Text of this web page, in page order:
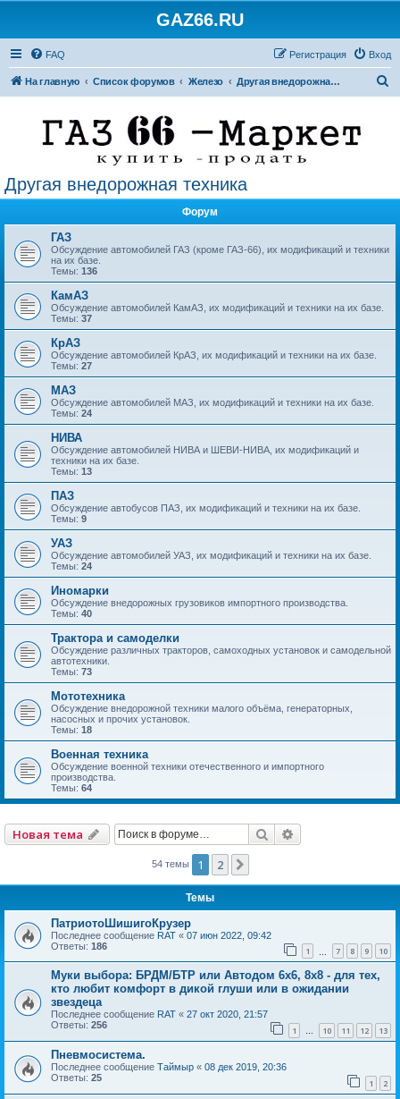
GAZ66.RU
FAQ Вход
Регистрация
На главную Список форумов Железо Другая внедорожная техника
Другая внедорожная техника
Форум
ГАЗ
Обсуждение автомобилей ГАЗ (кроме ГАЗ-66), их модификаций и техники
на их базе.
Темы: 136
КамАЗ
Обсуждение автомобилей КамАЗ, их модификаций и техники на их базе.
Темы: 37
КрАЗ
Обсуждение автомобилей КрАЗ, их модификаций и техники на их базе.
Темы: 27
МАЗ
Обсуждение автомобилей МАЗ, их модификаций и техники на их базе.
Темы: 24
НИВА
Обсуждение автомобилей НИВА и ШЕВИ-НИВА, их модификаций и
техники на их базе.
Темы: 13
ПАЗ
Обсуждение автобусов ПАЗ, их модификаций и техники на их базе.
Темы: 9
УАЗ
Обсуждение автомобилей УАЗ, их модификаций и техники на их базе.
Темы: 24
Иномарки
Обсуждение внедорожных грузовиков импортного производства.
Темы: 40
Трактора и самоделки
Обсуждение различных тракторов, самоходных установок и самодельной
автотехники.
Темы: 73
Мототехника
Обсуждение внедорожной техники малого объёма, генераторных,
насосных и прочих установок.
Темы: 18
Военная техника
Обсуждение военной техники отечественного и импортного
производства.
Темы: 64
Новая тема Поиск
54 темы 1 2
Темы
ПатриотоШишигоКрузер
Последнее сообщение RAT « 07 июн 2022, 09:42
Ответы: 186 1 7 8 9 10
Муки выбора: БРДМ/БТР или Автодом 6х6, 8х8 - для тех,
кто любит комфорт в дикой глуши или в ожидании
звездеца
Последнее сообщение RAT « 27 окт 2020, 21:57
Ответы: 256 1 … 10 11 12 13
Пневмосистема.
Последнее сообщение Таймыр « 08 дек 2019, 20:36
Ответы: 25 1 2